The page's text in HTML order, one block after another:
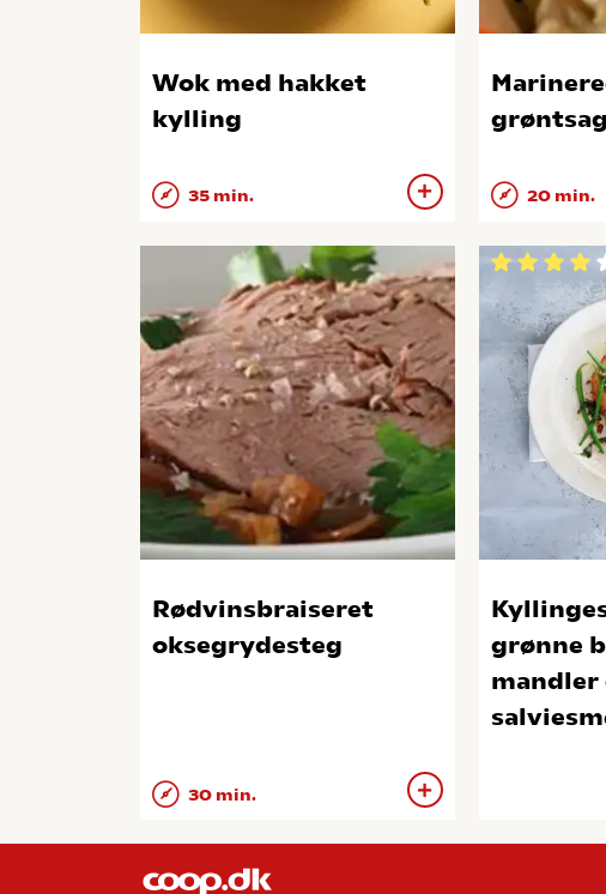
Wok med hakket
kylling
35 min. 20 min.
Rødvinsbraiseret
oksegrydesteg
30 min.
grønne
mandler